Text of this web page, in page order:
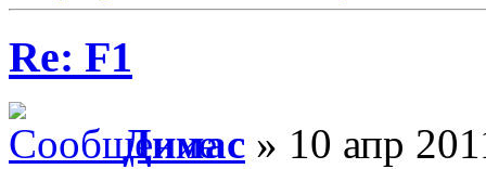
Re: F1
Димас » 10 апр